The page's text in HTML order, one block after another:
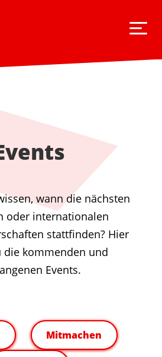
wann die nächsten
oder internationalen
stattfinden? Hier
die kommenden und
Events.
Mitmachen